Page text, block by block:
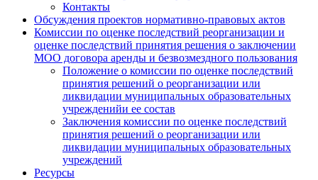
Контакты
Обсуждения проектов нормативно-правовых актов
Комиссии по оценке последствий реорганизации и
оценке последствий принятия решения о заключении
МОО договора аренды и безвозмездного пользования
Положение о комиссии по оценке последствий
принятия решений о реорганизации или
ликвидации муниципальных образовательных
учрежденийи ее состав
Заключения комиссии по оценке последствий
принятия решений о реорганизации или
ликвидации муниципальных образовательных
учреждений
Ресурсы